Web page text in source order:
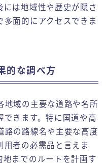
には地域性や歴史が隠さ
多面的にアクセスできま
的な調べ方
地域の主要な道路や名所
できます。特に国道や高
路の路線名や主要な高度
用者の必需品と言えま
地までのルートを計画す